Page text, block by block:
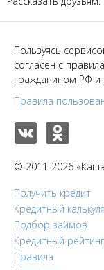
Пользуясь
согласен с
гражданином РФ
Правила
© 2011-2026
Получить кредит
Кредитный
Подбор займов
Кредитный рейтинг
Правила